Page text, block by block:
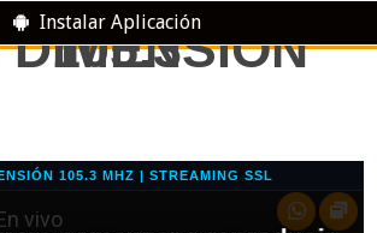
Instalar Aplicación